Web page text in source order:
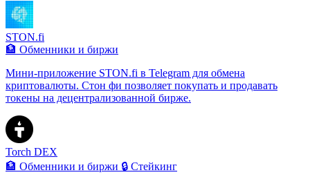
STON.fi
🏦 Обменники и биржи
Мини-приложение STON.fi в Telegram для обмена
криптовалюты. Стон фи позволяет покупать и продавать
токены на децентрализованной бирже.
Torch DEX
🏦 Обменники и биржи 🔒 Стейкинг